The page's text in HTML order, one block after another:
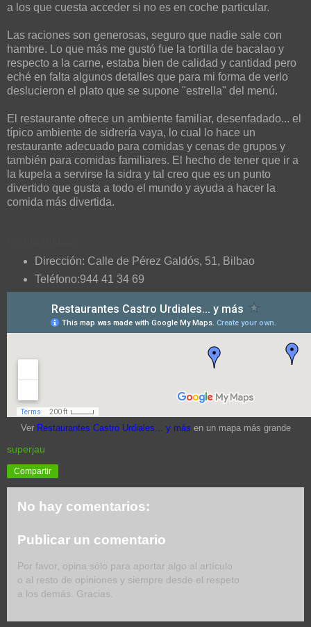
a los que cuesta acceder si no es en coche particular.
Las raciones son generosas, seguro que nadie sale con
hambre. Lo que más me gustó fue la tortilla de bacalao y
respecto a la carne, estaba bien de calidad y cantidad pero
eché en falta algunos detalles que para mi forma de verlo
deslucieron el plato que se supone "estrella" del menú.
El restaurante ofrece un ambiente familiar, desenfadado... el
típico ambiente de sidrería vaya, lo cual lo hace un
restaurante adecuado para comidas y cenas de grupos y
también para comidas familiares. El hecho de tener que ir a
la kupela a servirse la sidra y tal creo que es un punto
divertido que gusta a todo el mundo y ayuda a hacer la
comida más divertida.
Dirección: Calle de Pérez Galdós, 51, Bilbao
Teléfono:944 41 34 69
Ver Restaurantes Castro Urdiales... y más en un mapa más grande
superjau
Compartir
No hay comentarios:
Publicar un comentario
Por favor, opina sólo para aportar algo al artículo
o al resto de opiniones y siempre desde el respeto
a los demás. Gracias.